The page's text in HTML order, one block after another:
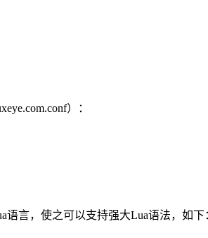
）：
语言，使之可以支持强大Lua语法，如下